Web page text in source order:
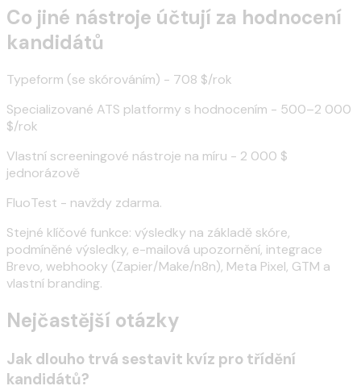
Co jiné nástroje účtují za hodnocení
kandidátů
Typeform (se skórováním) - 708 $/rok
Specializované ATS platformy s hodnocením - 500–2 000
$/rok
Vlastní screeningové nástroje na míru - 2 000 $
jednorázově
FluoTest - navždy zdarma.
Stejné klíčové funkce: výsledky na základě skóre,
podmíněné výsledky, e-mailová upozornění, integrace
Brevo, webhooky (Zapier/Make/n8n), Meta Pixel, GTM a
vlastní branding.
Nejčastější otázky
Jak dlouho trvá sestavit kvíz pro třídění
kandidátů?